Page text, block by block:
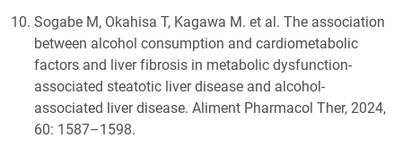
Sogabe M, Okahisa T, Kagawa M. et al. The association
between alcohol consumption and cardiometabolic
factors and liver fibrosis in metabolic dysfunction-
associated steatotic liver disease and alcohol-
associated liver disease. Aliment Pharmacol Ther, 2024,
60: 1587–1598.